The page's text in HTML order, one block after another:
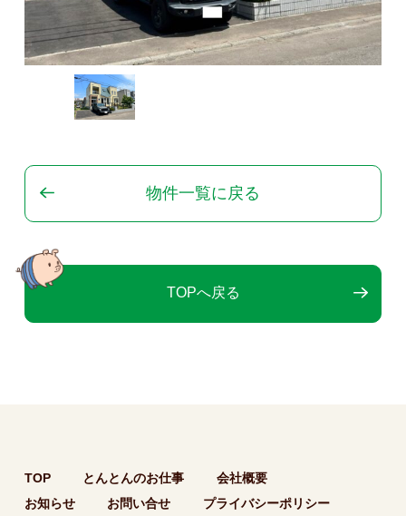
物件一覧に戻る
TOPへ戻る
TOP とんとんのお仕事
会社概要
お知らせ
お問い合せ プライバシーポリシー